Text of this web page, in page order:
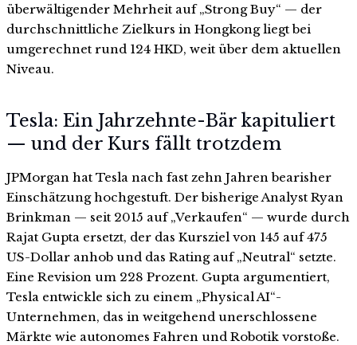
überwältigender Mehrheit auf „Strong Buy“ — der
durchschnittliche Zielkurs in Hongkong liegt bei
umgerechnet rund 124 HKD, weit über dem aktuellen
Niveau.
Tesla: Ein Jahrzehnte-Bär kapituliert
— und der Kurs fällt trotzdem
JPMorgan hat Tesla nach fast zehn Jahren bearisher
Einschätzung hochgestuft. Der bisherige Analyst Ryan
Brinkman — seit 2015 auf „Verkaufen“ — wurde durch
Rajat Gupta ersetzt, der das Kursziel von 145 auf 475
US-Dollar anhob und das Rating auf „Neutral“ setzte.
Eine Revision um 228 Prozent. Gupta argumentiert,
Tesla entwickle sich zu einem „Physical AI“-
Unternehmen, das in weitgehend unerschlossene
Märkte wie autonomes Fahren und Robotik vorstoße.